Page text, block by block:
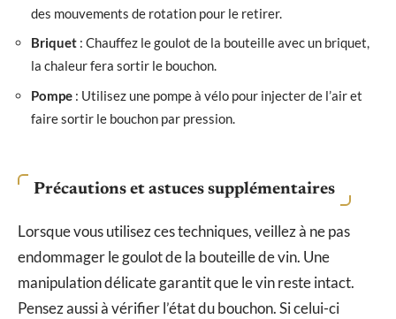
des mouvements de rotation pour le retirer.
Briquet : Chauffez le goulot de la bouteille avec un briquet,
la chaleur fera sortir le bouchon.
Pompe : Utilisez une pompe à vélo pour injecter de l’air et
faire sortir le bouchon par pression.
Précautions et astuces supplémentaires
Lorsque vous utilisez ces techniques, veillez à ne pas
endommager le goulot de la bouteille de vin. Une
manipulation délicate garantit que le vin reste intact.
Pensez aussi à vérifier l’état du bouchon. Si celui-ci